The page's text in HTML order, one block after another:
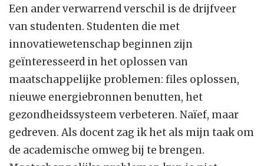
Een ander verwarrend verschil is de drijfveer
van studenten. Studenten die met
innovatiewetenschap beginnen zijn
geïnteresseerd in het oplossen van
maatschappelijke problemen: files oplossen,
nieuwe energiebronnen benutten, het
gezondheidssysteem verbeteren. Naïef, maar
gedreven. Als docent zag ik het als mijn taak om
de academische omweg bij te brengen.